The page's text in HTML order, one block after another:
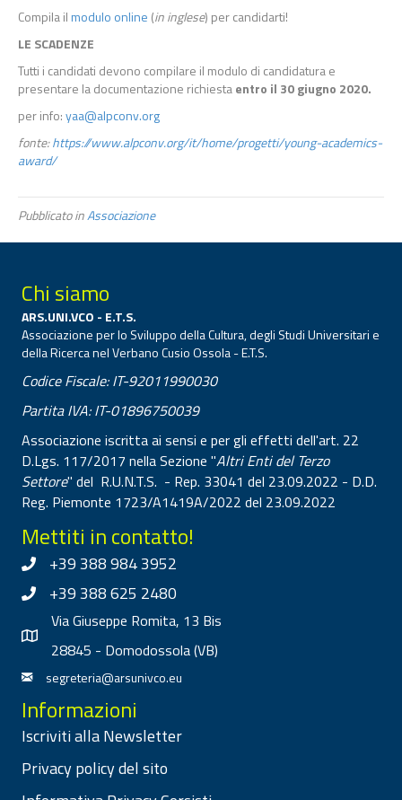
Compila ilmodulo online (in inglese) per candidarti!
LE SCADENZE
Tutti i candidati devono compilare il modulo di candidatura e
presentare la documentazione richiestaentro il 30 giugno 2020.
per info:yaa@alpconv.org
fonte:https://www.alpconv.org/it/home/progetti/young-academics-
award/
Pubblicato inAssociazione
Chi siamo
ARS.UNI.VCO - E.T.S.
Associazione per lo Sviluppo della Cultura, degli Studi Universitari e
della Ricerca nel Verbano Cusio Ossola - E.T.S.
Codice Fiscale: IT-92011990030
Partita IVA: IT-01896750039
Associazione iscritta ai sensi e per gli effetti dell'art. 22
D.Lgs. 117/2017 nella Sezione "Altri Enti del Terzo
Settore" del R.U.N.T.S. - Rep. 33041 del 23.09.2022 - D.D.
Reg. Piemonte 1723/A1419A/2022 del 23.09.2022
Mettiti in contatto!
+39 388 984 3952
+39 388 625 2480
Via Giuseppe Romita, 13 Bis
28845 - Domodossola (VB)
segreteria@arsunivco.eu
Informazioni
Iscriviti alla Newsletter
Privacy policy del sito